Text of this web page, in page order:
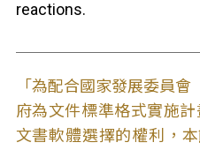
reactions.
「為配合國家發展委員會
府為文件標準格式實施
文書軟體選擇的權利，